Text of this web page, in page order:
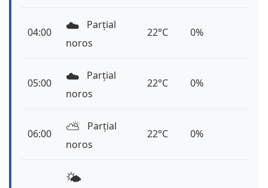
04:00 ☁️
Parțial
noros
22°C 0%
05:00 ☁️
Parțial
noros
22°C 0%
06:00 ⛅️
Parțial
noros
22°C 0%
🌤️